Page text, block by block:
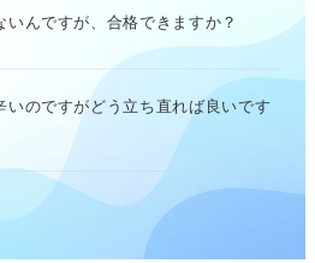
いんですが、合格できますか？
いのですがどう立ち直れば良いです